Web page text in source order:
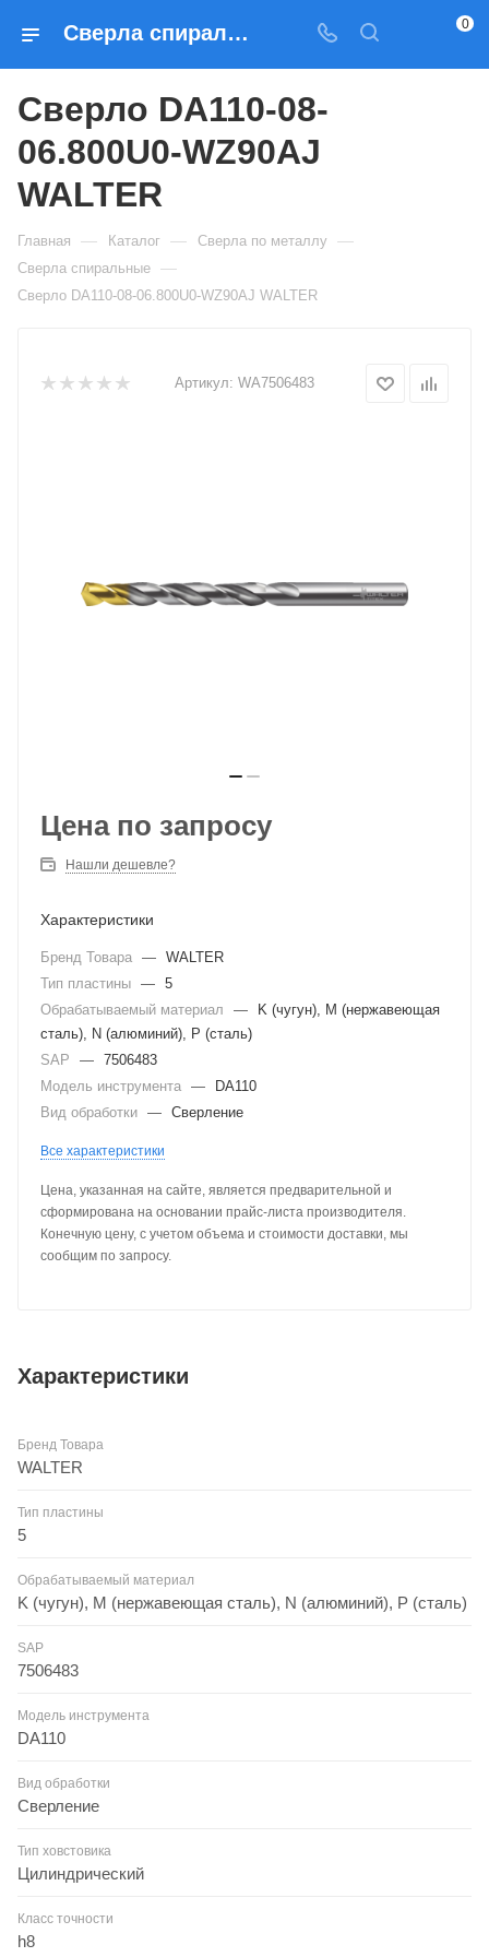
Сверла спиральные Сверло DA110-08-06.800U0-WZ90AJ WALTER — купить по выгодным ценам в Москве 0
Сверло DA110-08-
06.800U0-WZ90AJ
WALTER
Главная — Каталог — Сверла по металлу —
Сверла спиральные —
Сверло DA110-08-06.800U0-WZ90AJ WALTER
Артикул: WA7506483
Цена по запросу
Нашли дешевле?
Характеристики
Бренд Товара — WALTER
Тип пластины — 5
Обрабатываемый материал
—
K (чугун), M (нержавеющая
сталь), N (алюминий), P (сталь)
SAP
— 7506483
Модель инструмента —
DA110
Вид обработки — Сверление
Все характеристики
Цена, указанная на сайте, является предварительной и
сформирована на основании прайс-листа производителя.
Конечную цену, с учетом объема и стоимости доставки, мы
сообщим по запросу.
Характеристики
Бренд Товара
WALTER
Тип пластины
5
Обрабатываемый материал
K (чугун), M (нержавеющая сталь), N (алюминий), P (сталь)
SAP
7506483
Модель инструмента
DA110
Вид обработки
Сверление
Тип ховстовика
Цилиндрический
Класс точности
h8